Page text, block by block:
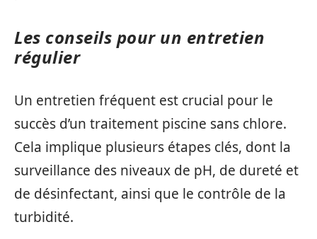
Les conseils pour un entretien
régulier
Un entretien fréquent est crucial pour le
succès d’un traitement piscine sans chlore.
Cela implique plusieurs étapes clés, dont la
surveillance des niveaux de pH, de dureté et
de désinfectant, ainsi que le contrôle de la
turbidité.